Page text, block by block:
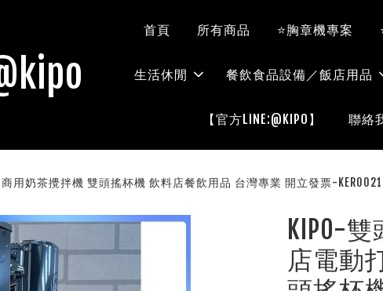
首頁 所有商品 ⭐胸章機專案
生活休閒 餐飲食品設備／飯店用品
【官方LINE:@KIPO】 聯絡
用奶茶攪拌機 雙頭搖杯機 飲料店餐飲用品 台灣專業 開立發票-
KIPO-
店電動